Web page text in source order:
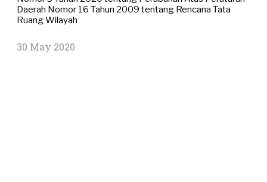
Daerah Nomor 16 Tahun 2009 tentang Rencana Tata
Ruang Wilayah
30 May 2020